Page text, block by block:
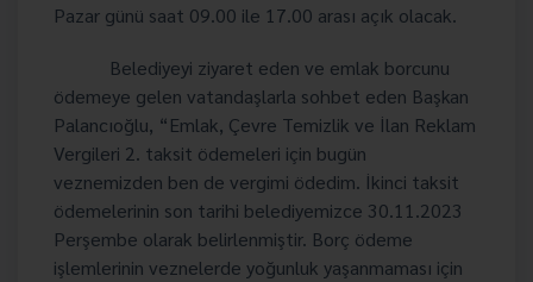
Pazar günü saat 09.00 ile 17.00 arası açık olacak.
Belediyeyi ziyaret eden ve emlak borcunu
ödemeye gelen vatandaşlarla sohbet eden Başkan
Palancıoğlu, “Emlak, Çevre Temizlik ve İlan Reklam
Vergileri 2. taksit ödemeleri için bugün
veznemizden ben de vergimi ödedim. İkinci taksit
ödemelerinin son tarihi belediyemizce 30.11.2023
Perşembe olarak belirlenmiştir. Borç ödeme
işlemlerinin veznelerde yoğunluk yaşanmaması için